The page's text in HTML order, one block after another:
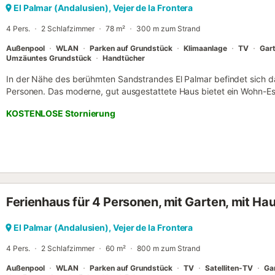
Heizung und Kamin für zusätzlichen Komfort. Geschäfte,
El Palmar (Andalusien), Vejer de la Frontera
4 Pers. 2 Schlafzimmer 78 m² 300 m zum Strand
Außenpool WLAN Parken auf Grundstück Klimaanlage TV
Umzäuntes Grundstück
Handtücher
In der Nähe des berühmten Sandstrandes El Palmar befindet sich
Personen. Das moderne, gut ausgestattete Haus bietet ein Wohn-
Badezimmer. Zu den weiteren Annehmlichkeiten gehören WLAN,
Ventilatoren. Das Highlight der Unterkunft ist der großzügige
überdachter, möblierter Terrasse, gemütlicher Grillzone sowie
für entspannte Ferien. Dank der hervorragenden Lage erreichen
weniger als 5 Minuten zu Fuß. Der nächste Strand ist nur 250
Buchung enthaltenen Personen ist nicht gestattet. Partys, Events
die Ruhezeiten der Gemeinschaft von 23:00 bis 07:00 Uhr und
KOSTENLOSE Stornierung
Ferienhaus für 4 Personen, mit Garten, mit
El Palmar (Andalusien), Vejer de la Frontera
4 Pers. 2 Schlafzimmer 60 m² 800 m zum Strand
Außenpool WLAN Parken auf Grundstück TV Satelliten-TV